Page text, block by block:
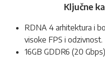
Ključne
RDNA 4 arhitektura i
visoke FPS i odzivnost.
16GB GDDR6 (20